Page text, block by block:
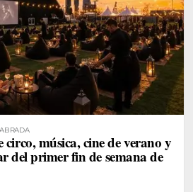
música, cine de verano y
del primer fin de semana de